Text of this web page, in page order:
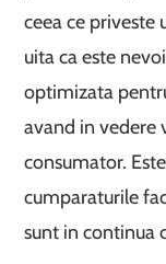
ceea ce priveste
uita ca este
optimizata
avand in vedere
consumator.
cumparaturile
sunt in continua